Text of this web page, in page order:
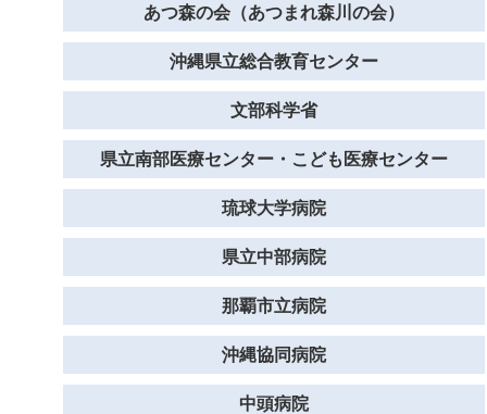
あつ森の会（あつまれ森川の会）
沖縄県立総合教育センター
文部科学省
県立南部医療センター・こども医療センター
琉球大学病院
県立中部病院
那覇市立病院
沖縄協同病院
中頭病院